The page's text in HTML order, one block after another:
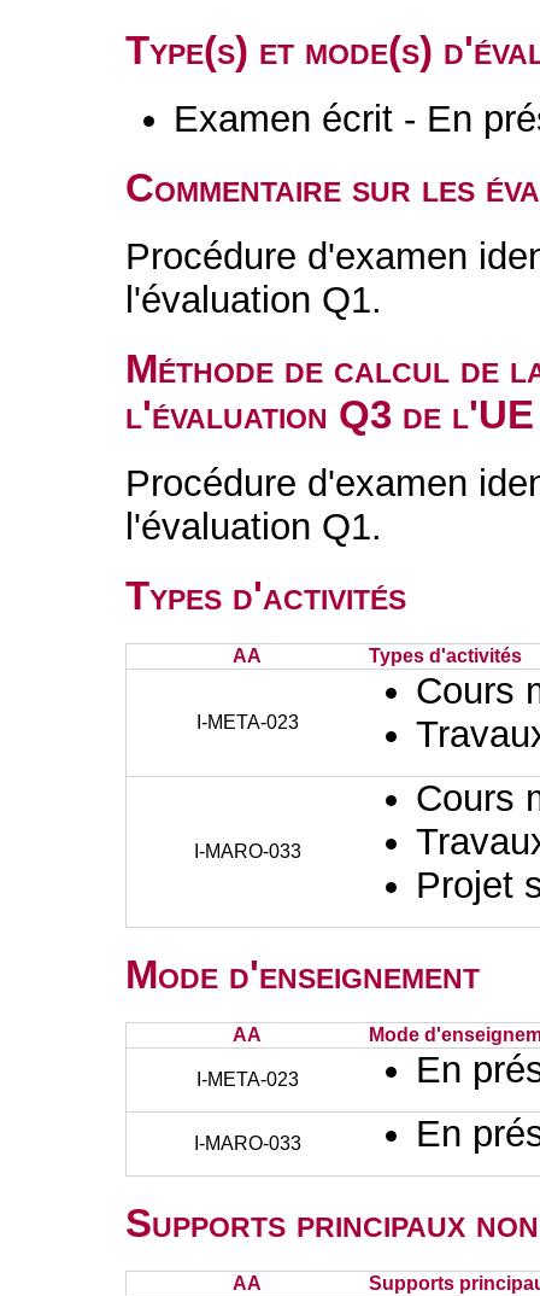
Type(s) et mode(s)
Examen écrit - En
Commentaire sur les
Procédure d'examen
l'évaluation Q1.
Méthode de calcul de
l'évaluation Q3 de l'UE
Procédure d'examen
l'évaluation Q1.
Types d'activités
AA Types d'activités
I-META-023
Cours
I-MARO-033
Cours
Projet
Mode d'enseignement
AA Mode
I-META-023 En
I-MARO-033 En
Supports principaux
AA
Supports